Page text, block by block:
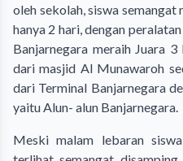
oleh sekolah, siswa
hanya 2 hari, dengan
Banjarnegara meraih Juara
dari masjid Al Munawaroh
dari Terminal Banjarnegara
yaitu Alun- alun Banjarnegara.
Meski malam lebaran